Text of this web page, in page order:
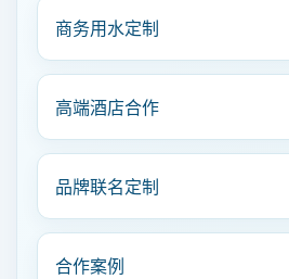
商务用水定制
高端酒店合作
品牌联名定制
合作案例